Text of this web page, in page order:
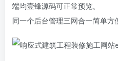
端均壹锋源码可正常预览。
同一个后台管理三网合一简单方